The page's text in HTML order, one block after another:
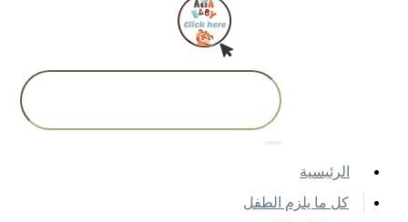
اﻟﺮﺋﻴﺴﻴﺔ
كل ما يلزم الطفل